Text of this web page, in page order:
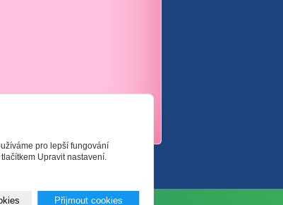
5★ registrátora v ČR
pro lepší fungování
Upravit nastavení.
Přijmout cookies